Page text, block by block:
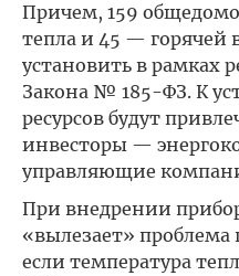
Причем, 159
тепла и 45 — горячей
установить в рамках
Закона № 185-ФЗ. К
ресурсов будут
инвесторы —
управляющие
При внедрении
«вылезает» проблема
если температура